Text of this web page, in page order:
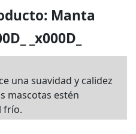
Manta
_x000D_
una suavidad y calidez
mascotas estén
frío.